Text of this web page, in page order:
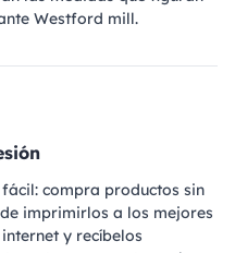
Westford mill.
compra productos sin
imprimirlos a los mejores
y recíbelos